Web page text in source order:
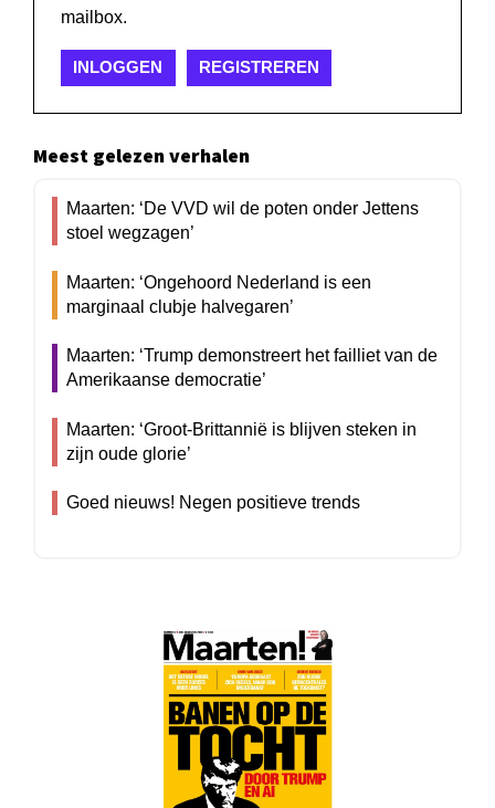
mailbox.
INLOGGEN REGISTREREN
Meest gelezen verhalen
Maarten: ‘De VVD wil de poten onder Jettens
stoel wegzagen’
Maarten: ‘Ongehoord Nederland is een
marginaal clubje halvegaren’
Maarten: ‘Trump demonstreert het failliet van de
Amerikaanse democratie’
Maarten: ‘Groot-Brittannië is blijven steken in
zijn oude glorie’
Goed nieuws! Negen positieve trends